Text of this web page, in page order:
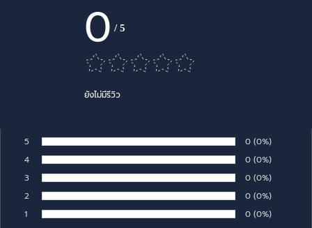
0 /5
ยังไม่มีรีวิว
5 Number of rates:
0 Percentage of
(0%)
4 Number of rates:
0 Percentage of
(0%)
3 Number of rates:
0 Percentage of
(0%)
2 Number of rates:
0 Percentage of
(0%)
1 Number of rates:
0 Percentage of
(0%)